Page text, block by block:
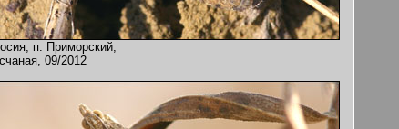
п. Приморский,
09/2012